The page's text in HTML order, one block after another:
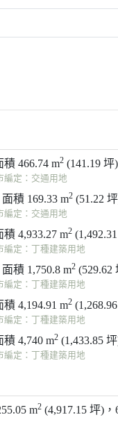
466.74 m2 (141.19
編定：交通用地
積 169.33 m2 (51.22
編定：交通用地
4,933.27 m2
編定：丁種建築用地
積 1,750.8 m2 (529.62
編定：丁種建築用地
4,194.91 m2
編定：丁種建築用地
4,740 m2 (1,433.85
編定：丁種建築用地
m2 (4,917.15 坪)